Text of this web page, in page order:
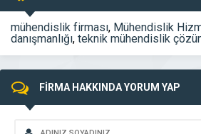
mühendislik firması, Mühendislik
danışmanlığı, teknik mühendislik
FİRMA HAKKINDA YORUM YAP